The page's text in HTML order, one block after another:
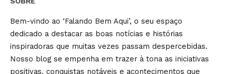
Bem-vindo ao ‘Falando Bem Aqui’, o seu espaço
dedicado a destacar as boas notícias e histórias
inspiradoras que muitas vezes passam despercebidas.
Nosso blog se empenha em trazer à tona as iniciativas
positivas, conquistas notáveis e acontecimentos que